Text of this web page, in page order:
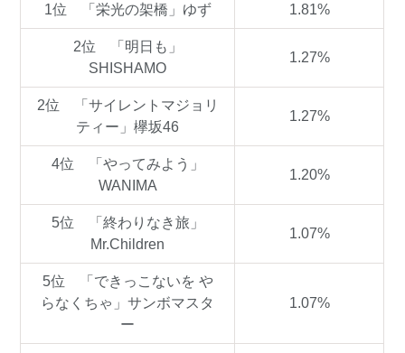
1位 「栄光の架橋」ゆず 1.81%
2位 「明日も」
SHISHAMO
1.27%
2位 「サイレントマジョリ
ティー」欅坂46
1.27%
4位 「やってみよう」
WANIMA
1.20%
5位 「終わりなき旅」
Mr.Children
1.07%
5位 「できっこないを や
らなくちゃ」サンボマスタ
ー
1.07%